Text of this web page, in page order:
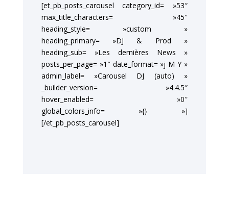
[et_pb_posts_carousel category_id= »53″
max_title_characters= »45″
heading_style= »custom »
heading_primary= »DJ & Prod »
heading_sub= »Les dernières News »
posts_per_page= »1″ date_format= »j M Y »
admin_label= »Carousel DJ (auto) »
_builder_version= »4.4.5″
hover_enabled= »0″
global_colors_info= »{} »]
[/et_pb_posts_carousel]